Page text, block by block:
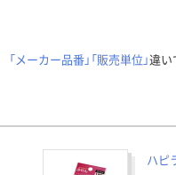
「メーカー品番」「販売単位」違い
ハピ